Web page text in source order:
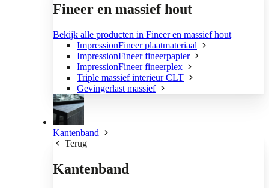
Fineer en massief hout
Bekijk alle producten in Fineer en massief hout
ImpressionFineer plaatmateriaal
ImpressionFineer fineerpapier
ImpressionFineer fineerplex
Triple massief interieur CLT
Gevingerlast massief
Kantenband
Terug
Kantenband